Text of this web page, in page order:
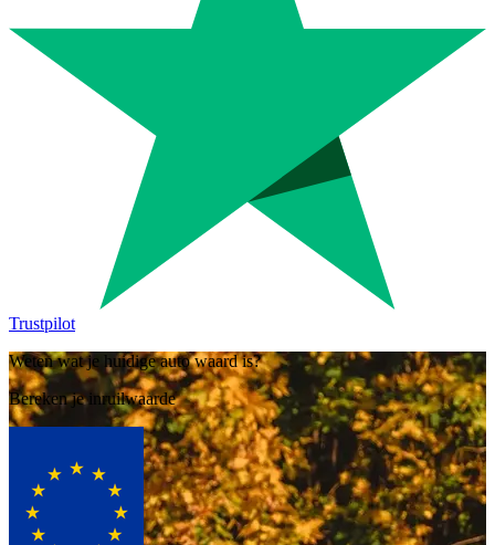
Trustpilot
Weten wat je huidige auto waard is?
Bereken je inruilwaarde